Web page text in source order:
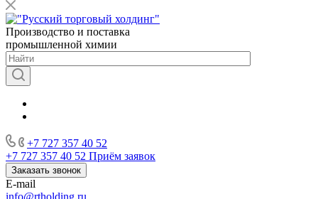
Производство и поставка
промышленной химии
+7 727 357 40 52
+7 727 357 40 52 Приём заявок
Заказать звонок
E-mail
info@rtholding.ru